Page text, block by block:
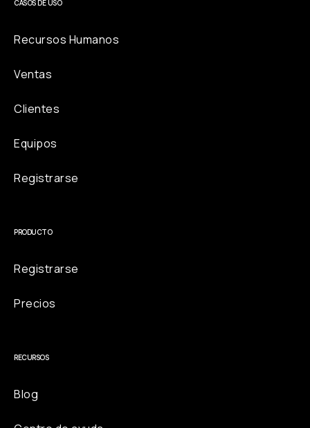
CASOS DE USO
Recursos Humanos
Ventas
Clientes
Equipos
Registrarse
PRODUCTO
Registrarse
Precios
RECURSOS
Blog